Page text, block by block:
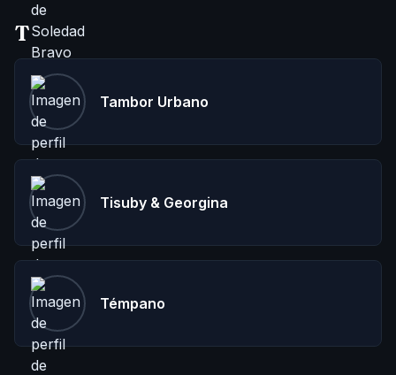
T
Tambor Urbano
Tisuby & Georgina
Témpano